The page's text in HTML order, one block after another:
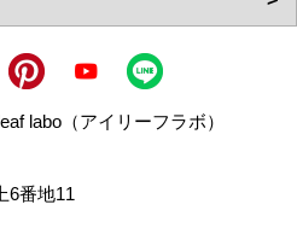
labo（アイリーフラボ）
6番地11